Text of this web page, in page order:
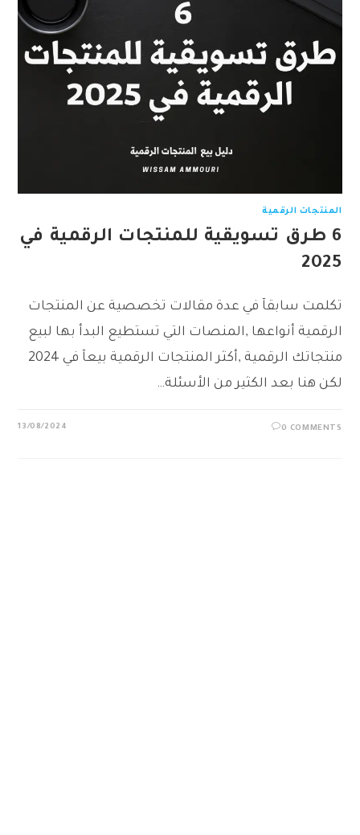
المنتجات الرقمية
6 طرق تسويقية للمنتجات الرقمية في
2025
تكلمت سابقآ في عدة مقالات تخصصية عن المنتجات
الرقمية أنواعها ,المنصات التي تستطيع البدأ بها لبيع
منتجاتك الرقمية ,أكثر المنتجات الرقمية بيعآ في 2024
لكن هنا بعد الكثير من الأسئلة…
0 COMMENTS
13/08/2024